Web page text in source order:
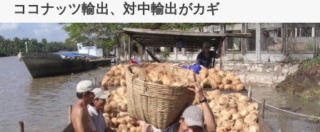
ココナッツ輸出、対中輸出がカギ